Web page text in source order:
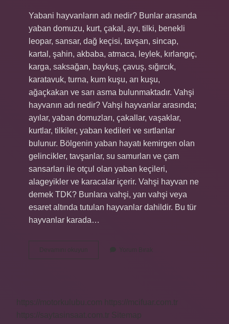
Yabani hayvanların adı nedir? Bunlar arasında
yaban domuzu, kurt, çakal, ayı, tilki, benekli
leopar, sansar, dağ keçisi, tavşan, sincap,
kartal, şahin, akbaba, atmaca, leylek, kırlangıç,
karga, saksağan, baykuş, çavuş, sığırcık,
karatavuk, turna, kum kuşu, arı kuşu,
ağaçkakan ve sarı asma bulunmaktadır. Vahşi
hayvanın adı nedir? Vahşi hayvanlar arasında;
ayılar, yaban domuzları, çakallar, vaşaklar,
kurtlar, tilkiler, yaban kedileri ve sırtlanlar
bulunur. Bölgenin yaban hayatı kemirgen olan
gelincikler, tavşanlar, su samurları ve çam
sansarları ile otçul olan yaban keçileri,
alageyikler ve karacalar içerir. Vahşi hayvan ne
demek TDK? Bunlara vahşi, yarı vahşi veya
esaret altında tutulan hayvanlar dahildir. Bu tür
hayvanlar karada…
Devamını okuyun
Hayvanlara
Yorum Bırak
https://motorkulubu.com
https://mcifuar.com.tr
https://saytasinsaat.com.tr Sitemap